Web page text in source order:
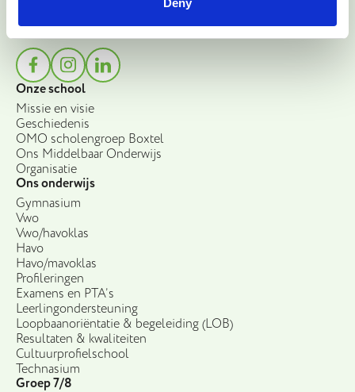
Socials
Onze school
Missie en visie
Geschiedenis
OMO scholengroep Boxtel
Ons Middelbaar Onderwijs
Organisatie
Ons onderwijs
Gymnasium
Vwo
Vwo/havoklas
Havo
Havo/mavoklas
Profileringen
Examens en PTA’s
Leerlingondersteuning
Loopbaanoriëntatie & begeleiding (LOB)
Resultaten & kwaliteiten
Cultuurprofielschool
Technasium
Groep 7/8